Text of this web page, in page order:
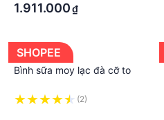
1.911.000₫
SHOPEE
Bình sữa moy lạc đà cỡ to
(2)